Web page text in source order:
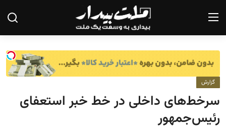
صفحه نخست
درباره ما
تماس با ما
گزارش
سرخط‌های داخلی در خط خبر استعفای
رئیس‌جمهور